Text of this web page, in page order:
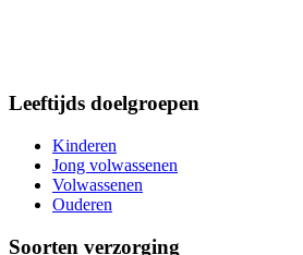
Leeftijds doelgroepen
Kinderen
Jong volwassenen
Volwassenen
Ouderen
Soorten verzorging